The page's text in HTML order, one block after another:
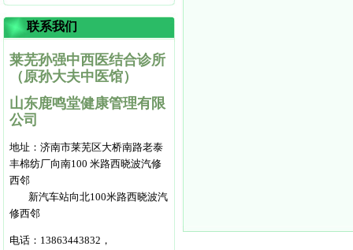
联系我们
莱芜孙强中西医结合诊所
（原孙大夫中医馆）
山东鹿鸣堂健康管理有限
公司
地址： 济南市莱芜区大桥南路老泰
丰棉纺厂向南100 米路西晓波汽修
西邻
新汽车站向北100米路西晓波汽
修西邻
电话：13863443832，